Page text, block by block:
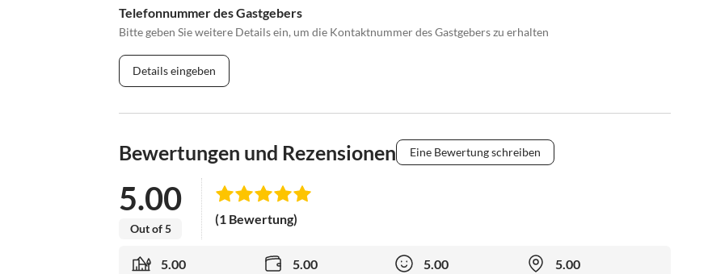
Telefonnummer des Gastgebers
Bitte geben Sie weitere Details ein, um die Kontaktnummer des Gastgebers zu erhalten
Details eingeben
Bewertungen und Rezensionen Eine Bewertung schreiben
5.00
Out of 5
(1 Bewertung)
5.00 5.00 5.00 5.00